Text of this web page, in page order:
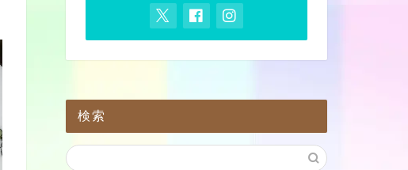
検索